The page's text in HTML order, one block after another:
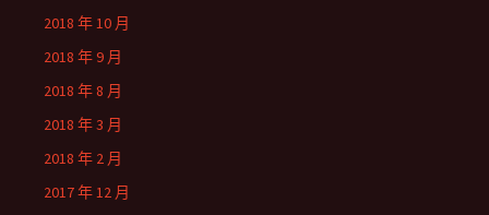
2018 年 10 月
2018 年 9 月
2018 年 8 月
2018 年 3 月
2018 年 2 月
2017 年 12 月